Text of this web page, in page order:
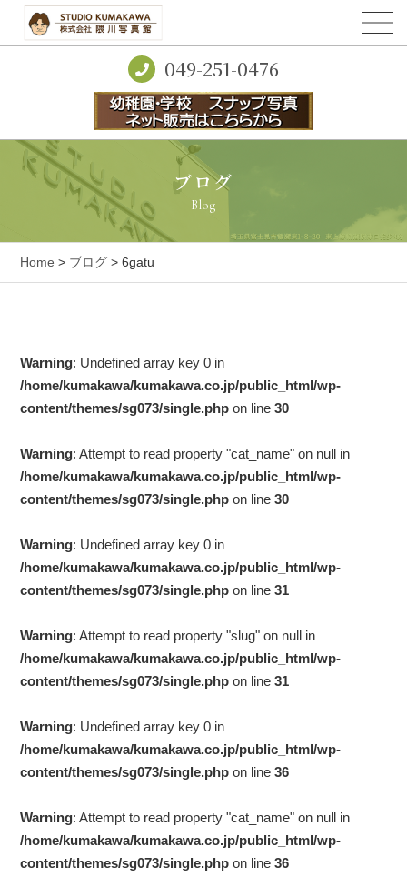
049-251-0476
ブログ
Blog
Home > ブログ > 6gatu
Warning: Undefined array key 0 in
/home/kumakawa/kumakawa.co.jp/public_html/wp-
content/themes/sg073/single.php on line30
Warning: Attempt to read property "cat_name" on null in
/home/kumakawa/kumakawa.co.jp/public_html/wp-
content/themes/sg073/single.php on line30
Warning: Undefined array key 0 in
/home/kumakawa/kumakawa.co.jp/public_html/wp-
content/themes/sg073/single.php on line31
Warning: Attempt to read property "slug" on null in
/home/kumakawa/kumakawa.co.jp/public_html/wp-
content/themes/sg073/single.php on line31
Warning: Undefined array key 0 in
/home/kumakawa/kumakawa.co.jp/public_html/wp-
content/themes/sg073/single.php on line36
Warning: Attempt to read property "cat_name" on null in
/home/kumakawa/kumakawa.co.jp/public_html/wp-
content/themes/sg073/single.php on line36